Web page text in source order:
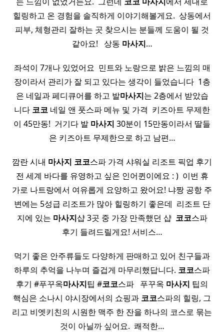
힐링하고 온 경험을 솔직하게 이야기해볼게요. ​ 상동에서
피부, 체형관리 잘하는 곳 찾으시는 분들께 도움이 될 것
같아요! ​ ​ 상동 마사지…
좌석이 7개나 있었어요 ​ 민트와 노랑으로 밝은 느낌의 매
장이라서 관리가 잘 되고 있다는 생각이 들었습니다 ​ 1층
은 네일과 페디큐어를 하고 발마사지는 2층에서 받았습
니다 코코 네일 앤 풋스파 메뉴 및 가격 ​ 키즈아트 무제한
이 45만동! ​ 거기다 발 마사지 30분이 15만동이라서 딸들
은 키즈아트 무제한으로 하고 남편…
깜란 시내 마사지 코코스파 가격 샤워실 리조트 픽업 후기
전 세계 바다를 유영하고 싶은 인어퀸이에요 : ) ​ 이번 휴
가로 나트랑에서 여유롭게 요양하고 왔어요! 냐짱 공항 주
변에는 5성급 리조트가 많아 힐링하기 좋은데 ​ 리조트 단
지에 있는 마사지샵 3곳 중 가장 만족했던 샵 ​ 코코스파
후기 들려드릴게요! 서비스…
먹기 좋은 안주류들도 다양하게 판매하고 있어 친구들과
하루의 추억을 나누며 즐겁게 마무리했답니다. 코코스파
후기 #푸꾸옥마사지팁 #코코스파 ​ ​ 푸꾸옥 마사지 팁의
핵심은 소나시 야시장에서의 쇼핑과 코코스파의 힐링, 그
리고 비엣키친의 시원한 맥주 한 잔을 하나의 코스로 묶는
것이 아닐까 싶어요. ​ 쾌적한…